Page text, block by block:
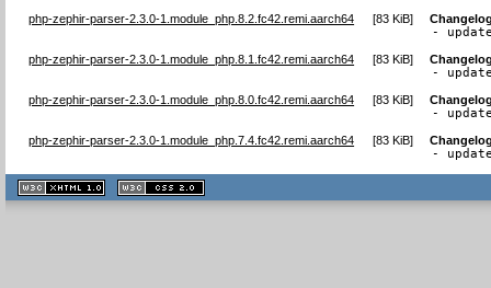
php-zephir-parser-2.3.0-1.module_php.8.2.fc42.remi.aarch64 [83 KiB]
-
php-zephir-parser-2.3.0-1.module_php.8.1.fc42.remi.aarch64 [83 KiB]
-
php-zephir-parser-2.3.0-1.module_php.8.0.fc42.remi.aarch64 [83 KiB]
-
php-zephir-parser-2.3.0-1.module_php.7.4.fc42.remi.aarch64 [83 KiB]
-
XHTML
1.1 valide
2.0 valide